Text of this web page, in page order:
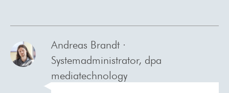
Andreas Brandt ·
Systemadministrator, dpa
mediatechnology